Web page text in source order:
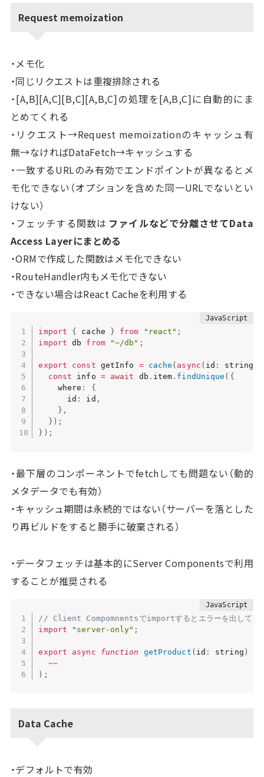
Request memoization
・メモ化
・同じリクエストは重複排除される
・[A,B][A,C][B,C][A,B,C]の処理を[A,B,C]に自動的にま
とめてくれる
・リクエスト→Request memoizationのキャッシュ有
無→なければDataFetch→キャッシュする
・一致するURLのみ有効でエンドポイントが異なるとメ
モ化できない（オプションを含めた同一URLでないとい
けない）
・フェッチする関数は ファイルなどで分離させてData
Access Layerにまとめる
・ORMで作成した関数はメモ化できない
・RouteHandler内もメモ化できない
・できない場合はReact Cacheを利用する
import { cache } from "react" ;
import db from "~/db" ;
export const getInfo = cache ( async ( id : string
const info = await db . item . findUnique ( {
    where
:
{
      id
: id ,
} ,
} ) ;
} ) ;
・最下層のコンポーネントでfetchしても問題ない（動的
メタデータでも有効）
・キャッシュ期間は永続的ではない（サーバーを落とした
り再ビルドをすると勝手に破棄される）
・データフェッチは基本的にServer Componentsで利用
することが推奨される
// Client Compomnentsでimportするとエラーを出してく
import
"server-only" ;
export async function getProduct ( id : string )
~~
) ;
Data Cache
・デフォルトで有効